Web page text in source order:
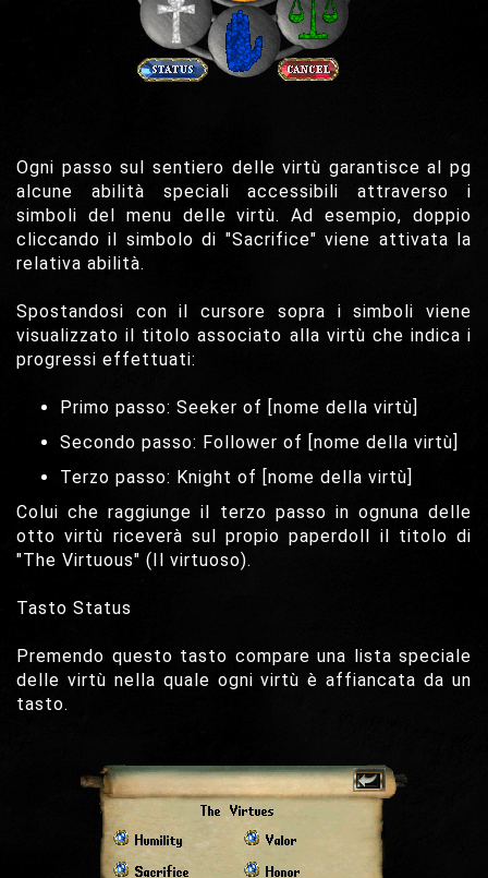
Ogni passo sul sentiero delle virtù garantisce al pg
alcune abilità speciali accessibili attraverso i
simboli del menu delle virtù. Ad esempio, doppio
cliccando il simbolo di "Sacrifice" viene attivata la
relativa abilità.
Spostandosi con il cursore sopra i simboli viene
visualizzato il titolo associato alla virtù che indica i
progressi effettuati:
Primo passo: Seeker of [nome della virtù]
Secondo passo: Follower of [nome della virtù]
Terzo passo: Knight of [nome della virtù]
Colui che raggiunge il terzo passo in ognuna delle
otto virtù riceverà sul propio paperdoll il titolo di
"The Virtuous" (Il virtuoso).
Tasto Status
Premendo questo tasto compare una lista speciale
delle virtù nella quale ogni virtù è affiancata da un
tasto.